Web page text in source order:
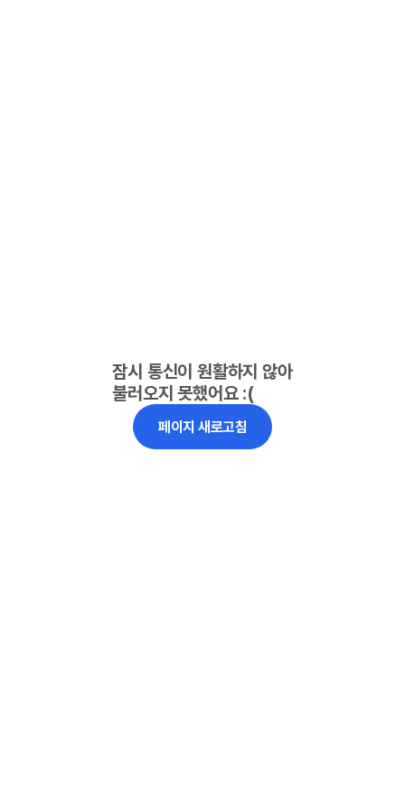
잠시 통신이 원활하지 않아
불러오지 못했어요 :(
페이지 새로고침